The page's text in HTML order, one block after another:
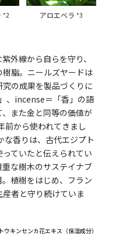
*2 アロエベラ *3
外線から自らを守り、
脂。ニールズヤードは
の成果を製品づくりに
、incense＝「香」の語
また金と同等の価値が
前から使われてきまし
な香りは、古代エジプト
ていたと伝えられてい
な樹木のサステイナブ
植樹をはじめ、フラン
者と守り続けていま
キンセンカ花エキス（保湿成分）